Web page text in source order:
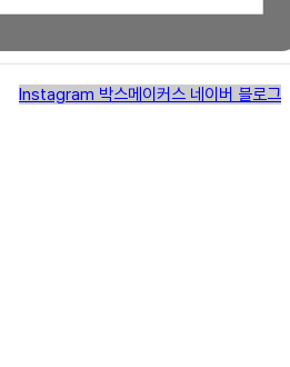
Instagram 박스메이커스 네이버 블로그